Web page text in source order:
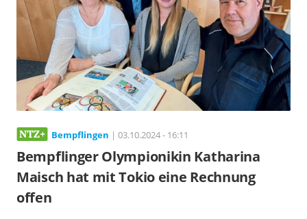
Bempflingen | 03.10.2024 - 16:11
Bempflinger Olympionikin Katharina
Maisch hat mit Tokio eine Rechnung
offen